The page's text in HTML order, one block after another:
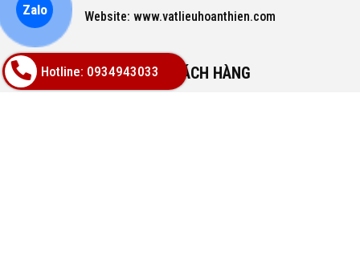
Website: www.vatlieuhoanthien.com
HỖ TRỢ KHÁCH HÀNG
Hotline: 0934943033
Zalo